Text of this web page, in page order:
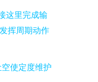
这里完成输
挥周期动作
使定度维护